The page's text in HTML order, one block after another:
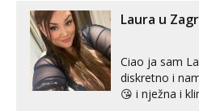
Laura u
Ciao ja sam
diskretno i
😘 i nježna i